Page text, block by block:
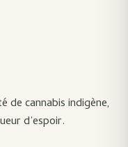
de cannabis indigène,
d’espoir.